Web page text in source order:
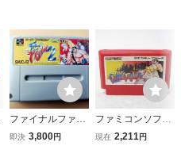
ファイナルファイ
ト Final Fight２
即決 3,800円
ファミコンソフト
マイティ ファイナ
現在 2,211円